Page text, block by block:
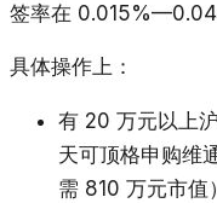
签率在
具体操作上：
有 20 万元以上
天可顶格申购维
需 810 万元市值